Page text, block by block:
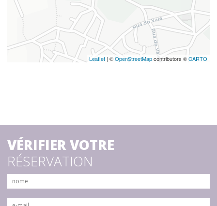
Leaflet | ©OpenStreetMapcontributors ©CARTO
VÉRIFIER VOTRE
RÉSERVATION